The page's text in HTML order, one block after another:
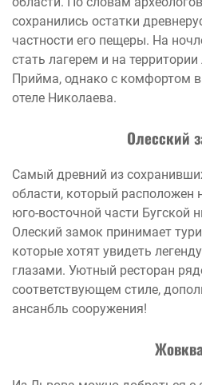
сохранились остатки
частности его пещеры. На
стать лагерем и на
Прийма, однако с комфортом
отеле Николаева.
Олесский
Самый древний из
области, который расположен
юго-восточной части Бугской
Олеский замок принимает
которые хотят увидеть
глазами. Уютный ресторан
соответствующем стиле,
ансанбль сооружения!
Жовква